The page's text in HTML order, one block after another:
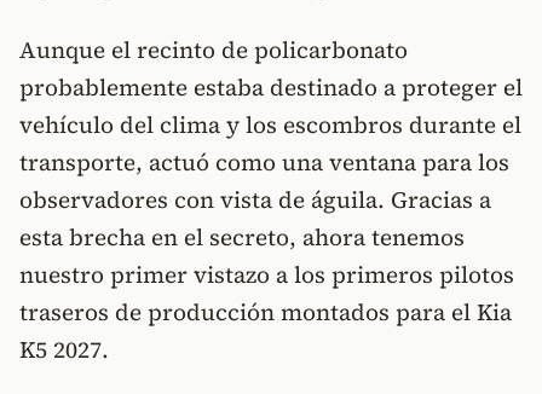
Aunque el recinto de policarbonato
probablemente estaba destinado a proteger el
vehículo del clima y los escombros durante el
transporte, actuó como una ventana para los
observadores con vista de águila. Gracias a
esta brecha en el secreto, ahora tenemos
nuestro primer vistazo a los primeros pilotos
traseros de producción montados para el Kia
K5 2027.